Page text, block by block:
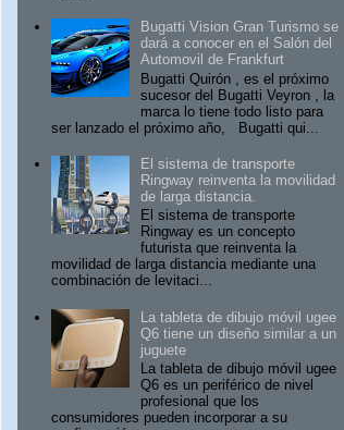
Bugatti Vision Gran Turismo se
dará a conocer en el Salón del
Automovil de Frankfurt
Bugatti Quirón , es el próximo
sucesor del Bugatti Veyron , la
marca lo tiene todo listo para
ser lanzado el próximo año, Bugatti qui...
El sistema de transporte
Ringway reinventa la movilidad
de larga distancia.
El sistema de transporte
Ringway es un concepto
futurista que reinventa la
movilidad de larga distancia mediante una
combinación de levitaci...
La tableta de dibujo móvil ugee
Q6 tiene un diseño similar a un
juguete
La tableta de dibujo móvil ugee
Q6 es un periférico de nivel
profesional que los
consumidores pueden incorporar a su